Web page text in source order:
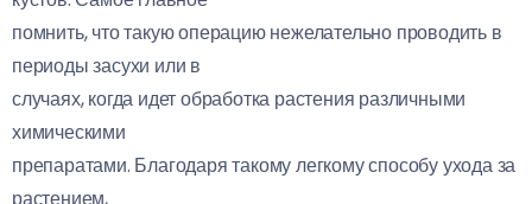
помнить, что такую операцию нежелательно проводить в
периоды засухи или в
случаях, когда идет обработка растения различными
химическими
препаратами. Благодаря такому легкому способу ухода за